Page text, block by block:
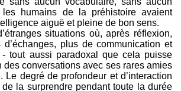
les humains de la préhistoire avaient
aiguë et pleine de bon sens.
situations où, après réflexion,
plus de communication et
tout aussi paradoxal que cela puisse
des conversations avec ses rares amies
Le degré de profondeur et d’interaction
de la surprendre pendant toute la durée